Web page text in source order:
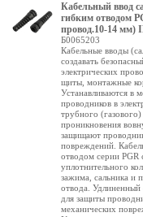
Кабельный ввод
гибким отводом
провод.10-14 мм)
Б0065203
Кабельные вводы
создавать
электрических
щиты, монтажные
Устанавливаются в
проводников в
трубного
проникновения
защищают
повреждений.
отводом серии PGR
уплотнительного
зажима, сальника и
отвода.
для защиты
механических